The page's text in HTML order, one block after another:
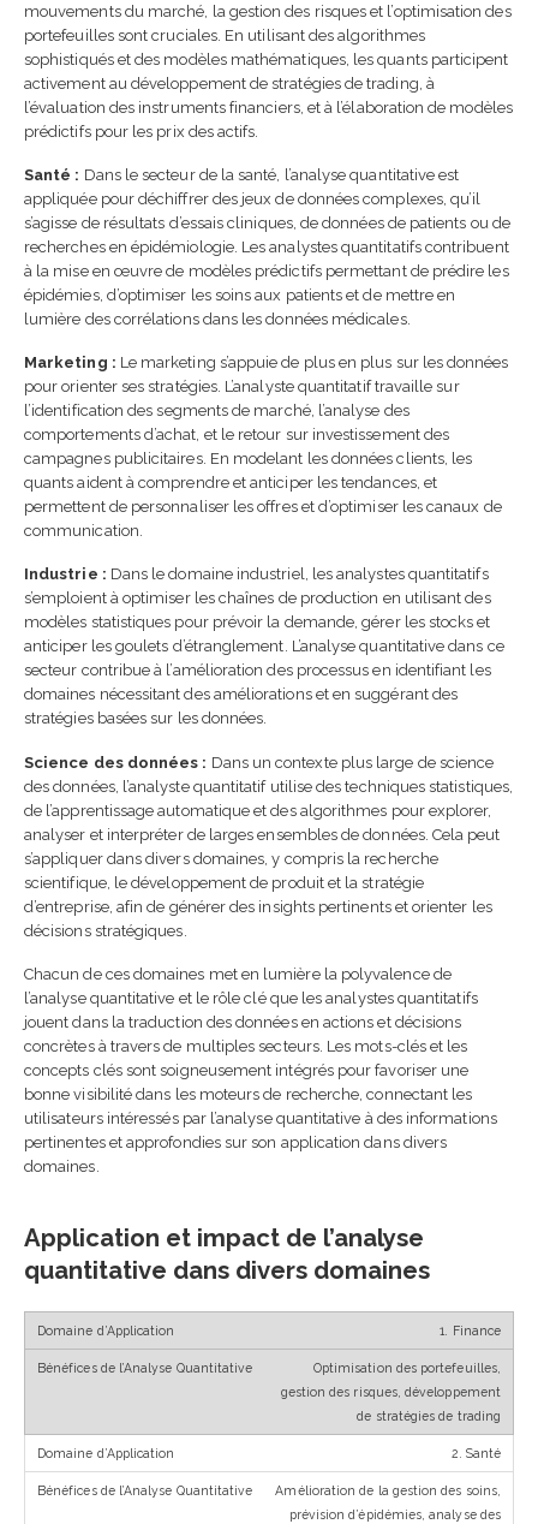
mouvements du marché, la gestion des risques et l’optimisation des
portefeuilles sont cruciales. En utilisant des algorithmes
sophistiqués et des modèles mathématiques, les quants participent
activement au développement de stratégies de trading, à
l’évaluation des instruments financiers, et à l’élaboration de modèles
prédictifs pour les prix des actifs.
Santé : Dans le secteur de la santé, l’analyse quantitative est
appliquée pour déchiffrer des jeux de données complexes, qu’il
s’agisse de résultats d’essais cliniques, de données de patients ou de
recherches en épidémiologie. Les analystes quantitatifs contribuent
à la mise en œuvre de modèles prédictifs permettant de prédire les
épidémies, d’optimiser les soins aux patients et de mettre en
lumière des corrélations dans les données médicales.
Marketing : Le marketing s’appuie de plus en plus sur les données
pour orienter ses stratégies. L’analyste quantitatif travaille sur
l’identification des segments de marché, l’analyse des
comportements d’achat, et le retour sur investissement des
campagnes publicitaires. En modelant les données clients, les
quants aident à comprendre et anticiper les tendances, et
permettent de personnaliser les offres et d’optimiser les canaux de
communication.
Industrie : Dans le domaine industriel, les analystes quantitatifs
s’emploient à optimiser les chaînes de production en utilisant des
modèles statistiques pour prévoir la demande, gérer les stocks et
anticiper les goulets d’étranglement. L’analyse quantitative dans ce
secteur contribue à l’amélioration des processus en identifiant les
domaines nécessitant des améliorations et en suggérant des
stratégies basées sur les données.
Science des données : Dans un contexte plus large de science
des données, l’analyste quantitatif utilise des techniques statistiques,
de l’apprentissage automatique et des algorithmes pour explorer,
analyser et interpréter de larges ensembles de données. Cela peut
s’appliquer dans divers domaines, y compris la recherche
scientifique, le développement de produit et la stratégie
d’entreprise, afin de générer des insights pertinents et orienter les
décisions stratégiques.
Chacun de ces domaines met en lumière la polyvalence de
l’analyse quantitative et le rôle clé que les analystes quantitatifs
jouent dans la traduction des données en actions et décisions
concrètes à travers de multiples secteurs. Les mots-clés et les
concepts clés sont soigneusement intégrés pour favoriser une
bonne visibilité dans les moteurs de recherche, connectant les
utilisateurs intéressés par l’analyse quantitative à des informations
pertinentes et approfondies sur son application dans divers
domaines.
Application et impact de l’analyse
quantitative dans divers domaines
1. Finance
Optimisation des portefeuilles,
gestion des risques, développement
de stratégies de trading
2. Santé
Amélioration de la gestion des soins,
prévision d’épidémies, analyse des